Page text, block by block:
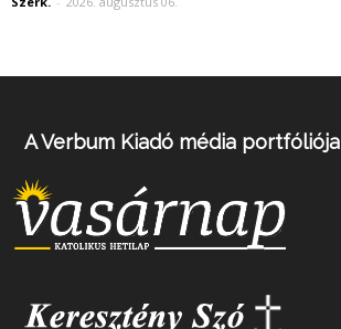
A Verbum Kiadó média portfóliója